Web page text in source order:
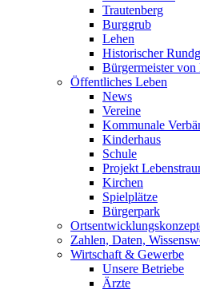
Trautenberg
Burggrub
Lehen
Historischer
Bürgermeister von
Öffentliches Leben
News
Vereine
Kommunale
Kinderhaus
Schule
Projekt
Kirchen
Spielplätze
Bürgerpark
Zahlen, Daten,
Wirtschaft & Gewerbe
Unsere Betriebe
Ärzte